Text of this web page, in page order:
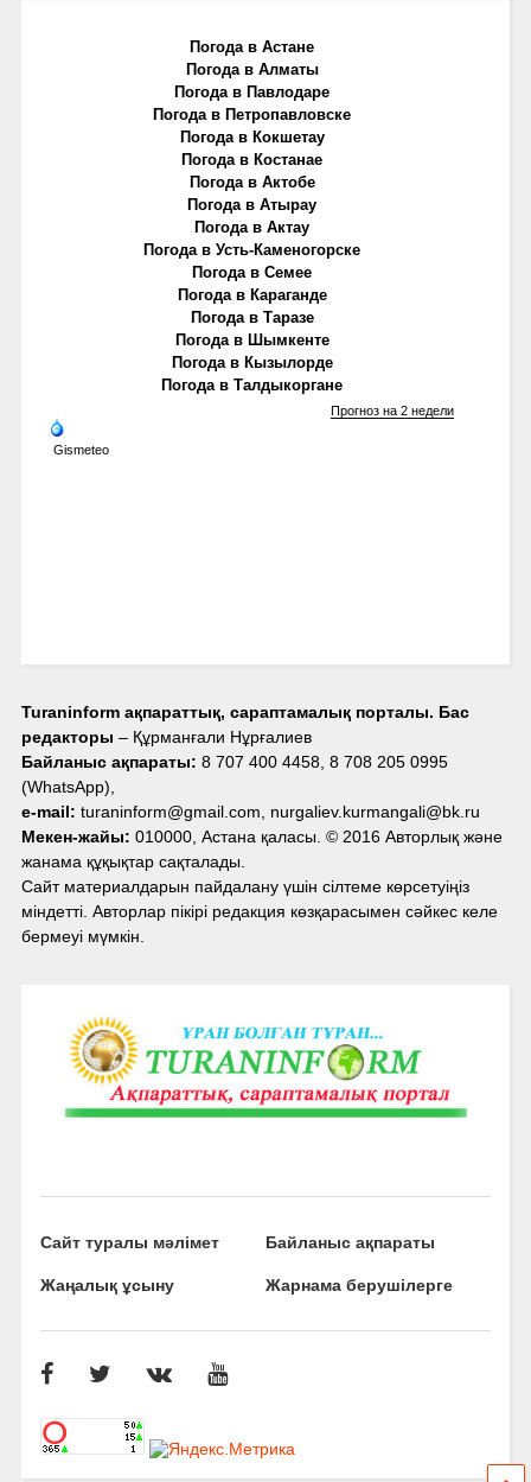
Погода в Астане
Погода в Алматы
Погода в Павлодаре
Погода в Петропавловске
Погода в Кокшетау
Погода в Костанае
Погода в Актобе
Погода в Атырау
Погода в Актау
Погода в Усть-Каменогорске
Погода в Семее
Погода в Караганде
Погода в Таразе
Погода в Шымкенте
Погода в Кызылорде
Погода в Талдыкоргане
Gismeteo
Прогноз на 2 недели
Turaninform ақпараттық, сараптамалық порталы. Бас
редакторы – Құрманғали Нұрғалиев
Байланыс ақпараты: 8 707 400 4458, 8 708 205 0995
(WhatsApp),
e-mail: turaninform@gmail.com, nurgaliev.kurmangali@bk.ru
Мекен-жайы: 010000, Астана қаласы. © 2016 Авторлық және
жанама құқықтар сақталады.
Сайт материалдарын пайдалану үшін сілтеме көрсетуіңіз
міндетті. Авторлар пікірі редакция көзқарасымен сәйкес келе
бермеуі мүмкін.
Сайт туралы мәлімет Байланыс ақпараты
Жаңалық ұсыну Жарнама берушілерге